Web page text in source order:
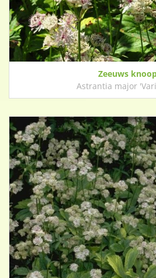
Zeeuws
Astrantia major